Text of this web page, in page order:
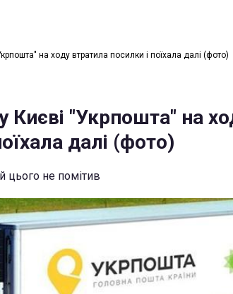
на ходу втратила посилки і поїхала далі (фото)
Києві "Укрпошта" на
далі (фото)
цього не помітив